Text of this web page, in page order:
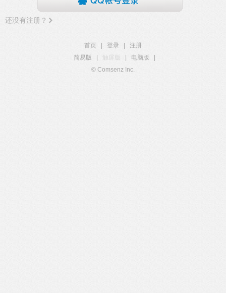
还没有注册？
首页 登录
注册
简易版
触屏版 电脑版
© Comsenz Inc.